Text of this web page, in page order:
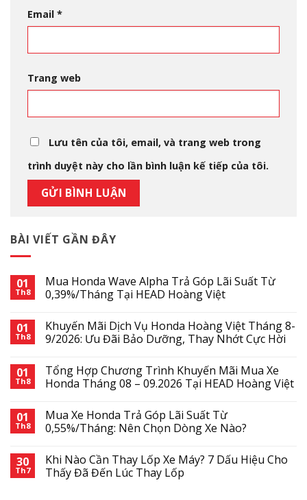
BÀI VIẾT GẦN ĐÂY
01
Th8
Mua Honda Wave Alpha Trả Góp Lãi Suất Từ
0,39%/Tháng Tại HEAD Hoàng Việt
01
Th8
Khuyến Mãi Dịch Vụ Honda Hoàng Việt Tháng 8-
9/2026: Ưu Đãi Bảo Dưỡng, Thay Nhớt Cực Hời
01
Th8
Tổng Hợp Chương Trình Khuyến Mãi Mua Xe
Honda Tháng 08 – 09.2026 Tại HEAD Hoàng Việt
01
Th8
Mua Xe Honda Trả Góp Lãi Suất Từ
0,55%/Tháng: Nên Chọn Dòng Xe Nào?
30
Th7
Khi Nào Cần Thay Lốp Xe Máy? 7 Dấu Hiệu Cho
Thấy Đã Đến Lúc Thay Lốp
Email *
Trang web
Lưu tên của tôi, email, và trang web trong
trình duyệt này cho lần bình luận kế tiếp của tôi.